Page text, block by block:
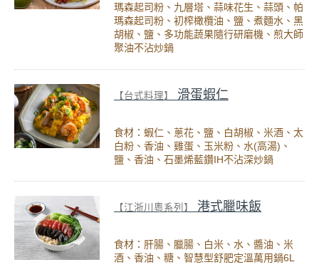
瑪森起司粉、九層塔、蒜味花生、蒜頭、帕
瑪森起司粉、初榨橄欖油、鹽、煮麵水、黑
胡椒、鹽、多功能蔬果隨行研磨機、煎大師
聚油不沾炒鍋
【台式料理】 滑蛋蝦仁
食材：蝦仁、蔥花、鹽、白胡椒、米酒、太
白粉、香油、雞蛋、玉米粉、水(高湯)、
鹽、香油、石墨烯藍鑽IH不沾深炒鍋
【江浙川粵系列】 港式臘味飯
食材：肝腸、臘腸、白米、水、醬油、米
酒、香油、糖、智慧型舒肥定溫萬用鍋6L